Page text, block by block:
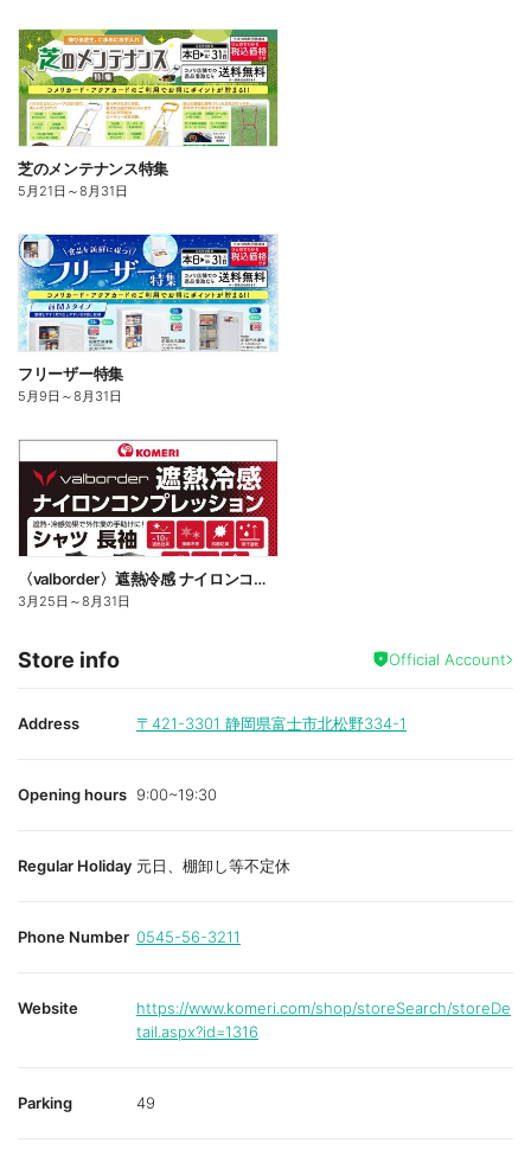
芝のメンテナンス特集
5月21日 ～8月31日
フリーザー特集
5月9日 ～8月31日
〈valborder〉遮熱冷感 ナイロンコンプレッション
3月25日 ～8月31日
Store info Official Account
Address 〒421-3301 静岡県富士市北松野334-1
Opening hours 9:00~19:30
Regular Holiday 元日、棚卸し等不定休
Phone Number 0545-56-3211
Website
https://www.komeri.com/shop/storeSearch/storeDe
tail.aspx?id=1316
Parking 49